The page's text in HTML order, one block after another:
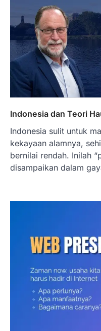
Indonesia dan Teori
Indonesia sulit untuk
kekayaan alamnya,
bernilai rendah. Inilah
disampaikan dalam